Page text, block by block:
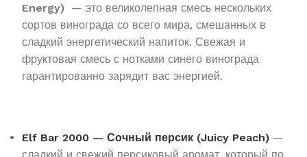
Energy)
— это великолепная смесь нескольких
сортов винограда со всего мира, смешанных в
сладкий энергетический напиток. Свежая и
фруктовая смесь с нотками синего винограда
гарантированно зарядит вас энергией.
Elf Bar 2000 — Сочный персик (Juicy Peach) —